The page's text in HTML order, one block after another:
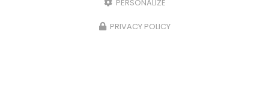
PERSONALIZE
PRIVACY POLICY